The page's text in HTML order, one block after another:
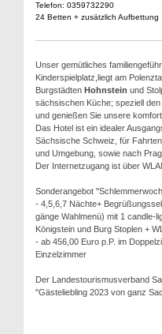
Telefon: 0359732290
24 Betten + zusätzlich Aufbettung
Unser gemütliches
Kinderspielplatz,liegt am
Burgstädten Hohnstein und
sächsischen Küche; speziell
und genießen Sie unsere
Das Hotel ist ein idealer
Sächsische Schweiz, für
und Umgebung, sowie nach Prag.
Der Internetzugang ist über
Sonderangebot
- 4,5,6,7 Nächte+
gänge Wahlmenü) mit 1 candle-
Königstein und Burg Stoplen +
- ab 456,00 Euro p.P. im
Einzelzimmer
Der Landestourismusverband
"Gästeliebling 2023 von ganz